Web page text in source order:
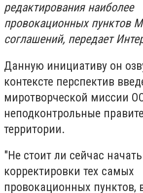
редактирования наиболее
провокационных пунктов
соглашений, передает
Данную инициативу он
контексте перспектив
миротворческой миссии
неподконтрольные
территории.
"Не стоит ли сейчас начать
корректировки тех самых
провокационных пунктов,